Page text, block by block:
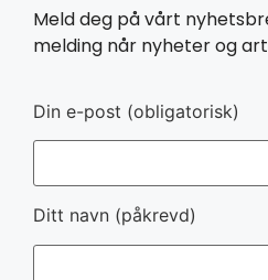
Meld deg på vårt
melding når nyheter og
Din e-post (obligatorisk)
Ditt navn (påkrevd)